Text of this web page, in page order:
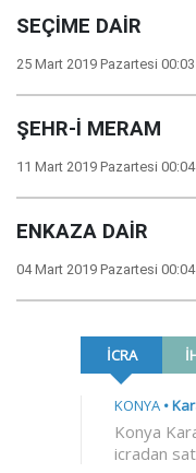
SEÇİME DAİR
25 Mart 2019 Pazartesi 00:03
ŞEHR-İ MERAM
11 Mart 2019 Pazartesi 00:04
ENKAZA DAİR
04 Mart 2019 Pazartesi 00:04